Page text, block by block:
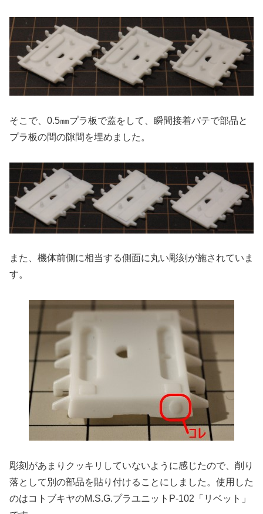
そこで、0.5㎜プラ板で蓋をして、瞬間接着パテで部品と
プラ板の間の隙間を埋めました。
また、機体前側に相当する側面に丸い彫刻が施されていま
す。
彫刻があまりクッキリしていないように感じたので、削り
落として別の部品を貼り付けることにしました。使用した
のはコトブキヤのM.S.G.プラユニットP-102「リベット」